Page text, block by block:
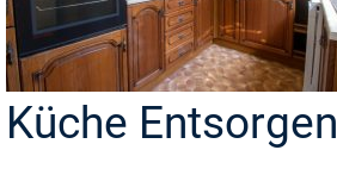
Küche Entsorgen